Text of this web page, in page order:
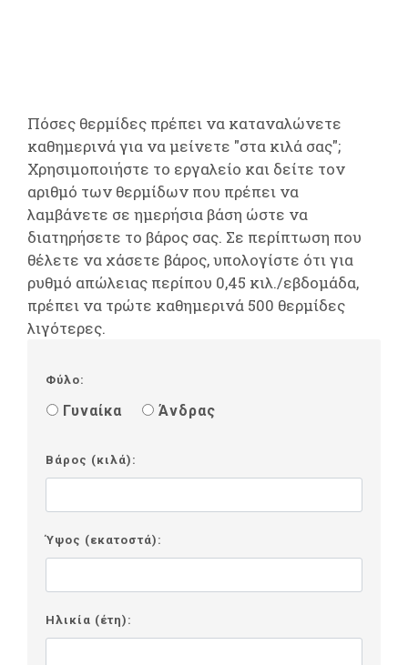
Πόσες θερμίδες πρέπει να καταναλώνετε
καθημερινά για να μείνετε "στα κιλά σας";
Χρησιμοποιήστε το εργαλείο και δείτε τον
αριθμό των θερμίδων που πρέπει να
λαμβάνετε σε ημερήσια βάση ώστε να
διατηρήσετε το βάρος σας. Σε περίπτωση που
θέλετε να χάσετε βάρος, υπολογίστε ότι για
ρυθμό απώλειας περίπου 0,45 κιλ./εβδομάδα,
πρέπει να τρώτε καθημερινά 500 θερμίδες
λιγότερες.
Φύλο:
Γυναίκα Άνδρας
Βάρος (κιλά):
Ύψος (εκατοστά):
Ηλικία (έτη):